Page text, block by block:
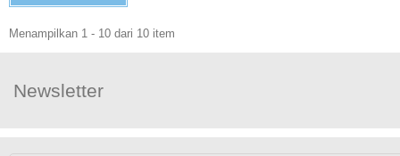
Menampilkan 1 - 10 dari 10 item
Newsletter